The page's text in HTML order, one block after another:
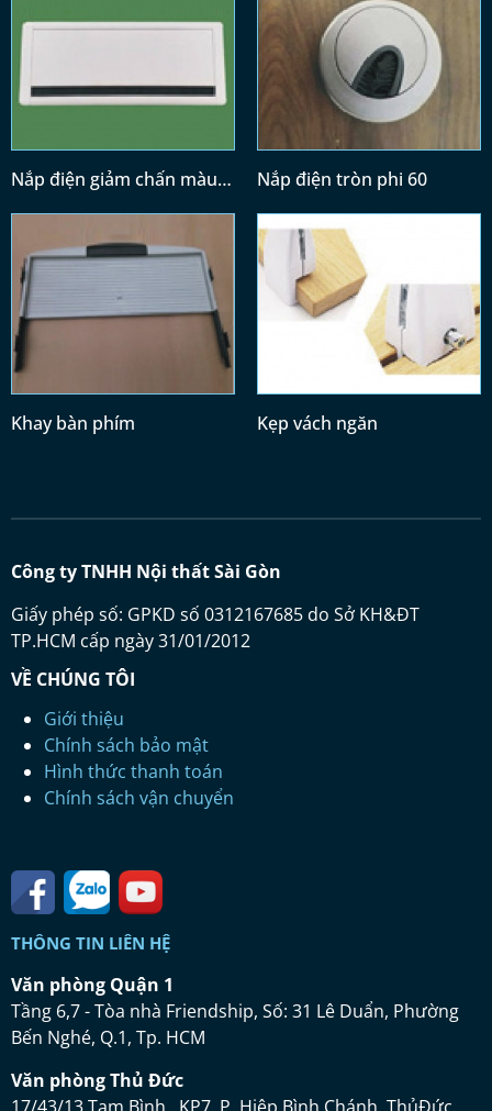
Nắp điện giảm chấn màu
Nắp điện tròn phi 60
Khay bàn phím Kẹp vách ngăn
Công ty TNHH Nội thất Sài Gòn
Giấy phép số: GPKD số 0312167685 do Sở KH&ĐT
TP.HCM cấp ngày 31/01/2012
VỀ CHÚNG TÔI
Giới thiệu
Chính sách bảo mật
Hình thức thanh toán
Chính sách vận chuyển
THÔNG TIN LIÊN HỆ
Văn phòng Quận 1
Tầng 6,7 - Tòa nhà Friendship, Số: 31 Lê Duẩn, Phường
Bến Nghé, Q.1, Tp. HCM
Văn phòng Thủ Đức